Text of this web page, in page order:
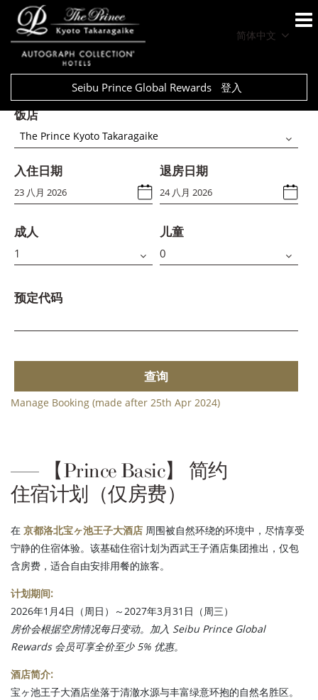
简体中文
Seibu Prince Global Rewards
登入
饭店
The Prince Kyoto Takaragaike
入住日期 退房日期
成人 儿童
预定代码
查询
Manage Booking (made after 25th Apr 2024)
【Prince Basic】 简约
住宿计划（仅房费）
在 京都洛北宝ヶ池王子大酒店 周围被自然环绕的环境中，尽情享受
宁静的住宿体验。该基础住宿计划为西武王子酒店集团推出，仅包
含房费，适合自由安排用餐的旅客。
计划期间:
2026年1月4日（周日）～2027年3月31日（周三）
房价会根据空房情况每日变动。加入 Seibu Prince Global
Rewards 会员可享全价至少 5% 优惠。
酒店简介:
宝ヶ池王子大酒店坐落于清澈水源与丰富绿意环抱的自然名胜区。